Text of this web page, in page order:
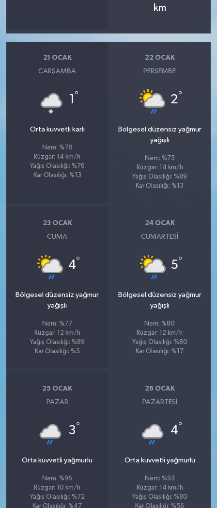
km
21 OCAK
ÇARŞAMBA
1 °
Orta kuvvetli karlı
Nem: %78
Rüzgar: 14 km/h
Yağış Olasılığı: %76
Kar Olasılığı: %13
22 OCAK
PERŞEMBE
2°
Bölgesel düzensiz yağmur
yağışlı
Nem: %75
Rüzgar: 14 km/h
Yağış Olasılığı: %89
Kar Olasılığı: %13
23 OCAK
CUMA
4°
Bölgesel düzensiz yağmur
yağışlı
Nem: %77
Rüzgar: 12 km/h
Yağış Olasılığı: %89
Kar Olasılığı: %5
24 OCAK
CUMARTESI
5°
Bölgesel düzensiz yağmur
yağışlı
Nem: %80
Rüzgar: 12 km/h
Yağış Olasılığı: %80
Kar Olasılığı: %17
25 OCAK
PAZAR
3°
Orta kuvvetli yağmurlu
Nem: %96
Rüzgar: 10 km/h
Yağış Olasılığı: %72
Kar Olasılığı: %47
26 OCAK
PAZARTESI
4°
Orta kuvvetli yağmurlu
Nem: %93
Rüzgar: 14 km/h
Yağış Olasılığı: %80
Kar Olasılığı: %56